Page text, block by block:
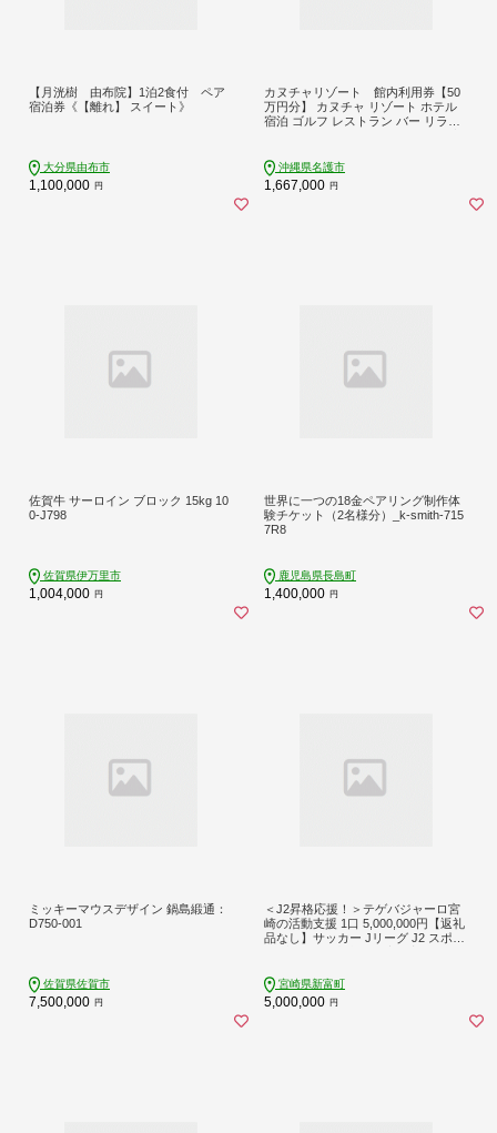
【月洸樹 由布院】1泊2食付 ペア
宿泊券《【離れ】 スイート》
大分県由布市
1,100,000 円
カヌチャリゾート 館内利用券【50
万円分】 カヌチャ リゾート ホテル
宿泊 ゴルフ レストラン バー リラク
ティ レジャー ビーチ プール 体験 や
ちむん
沖縄県名護市
1,667,000 円
佐賀牛 サーロイン ブロック 15kg 10
0-J798
佐賀県伊万里市
1,004,000 円
世界に一つの18金ペアリング制作体
験チケット（2名様分）_k-smith-715
7R8
鹿児島県長島町
1,400,000 円
ミッキーマウスデザイン 鍋島緞通：
D750-001
佐賀県佐賀市
7,500,000 円
＜J2昇格応援！＞テゲバジャーロ宮
崎の活動支援 1口 5,000,000円【返礼
品なし】サッカー Jリーグ J2 スポー
宮崎県新富町
5,000,000 円